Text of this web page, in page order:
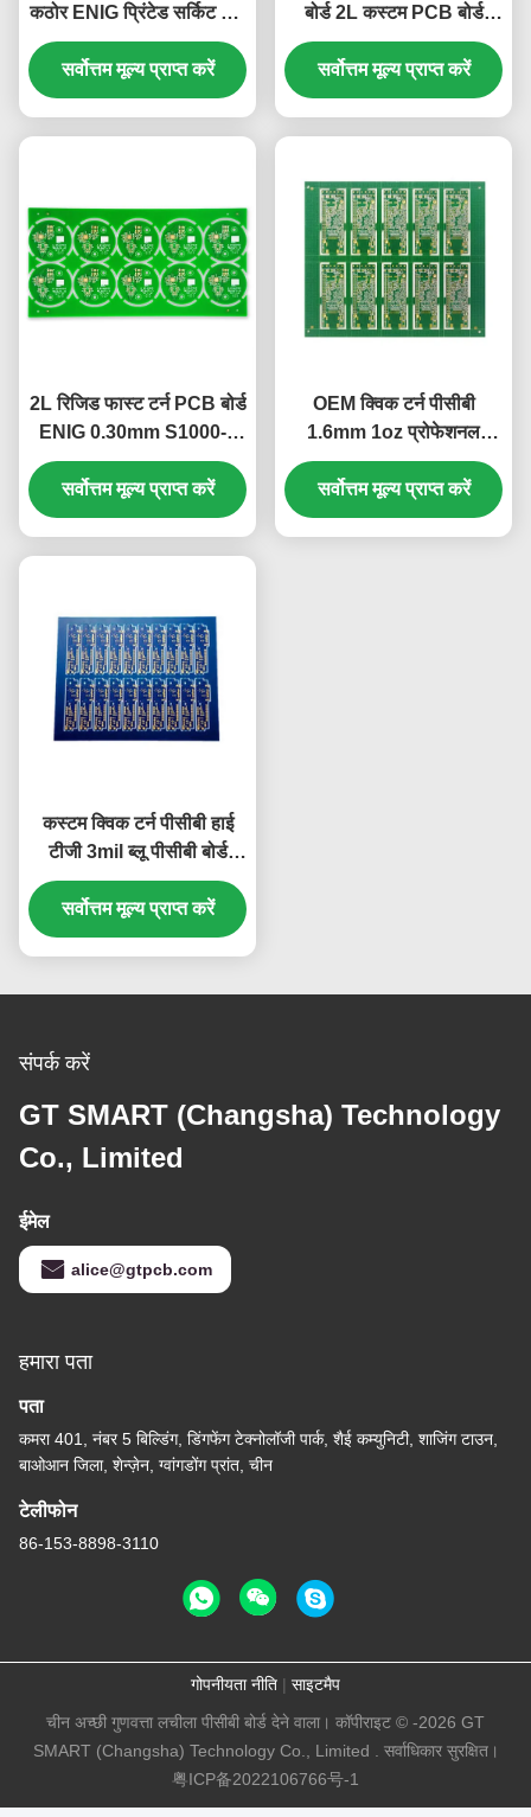
कठोर ENIG प्रिंटेड सर्किट बोर्ड
क्विक टर्न
सर्वोत्तम मूल्य प्राप्त करें
बोर्ड 2L कस्टम PCB बोर्ड
S1000-2
सर्वोत्तम मूल्य प्राप्त करें
2L रिजिड फास्ट टर्न PCB बोर्ड
ENIG 0.30mm S1000-2
1.58mm+/-10%
सर्वोत्तम मूल्य प्राप्त करें
OEM क्विक टर्न पीसीबी
1.6mm 1oz प्रोफेशनल
PCB IPC-A-610 D / IPC-
III स्टैंडर्ड
सर्वोत्तम मूल्य प्राप्त करें
कस्टम क्विक टर्न पीसीबी हाई
टीजी 3mil ब्लू पीसीबी बोर्ड
इंटेलिजेंट सिक्योरिटी पीसीबी
सर्वोत्तम मूल्य प्राप्त करें
संपर्क करें
GT SMART (Changsha) Technology
Co., Limited
ईमेल
alice@gtpcb.com
हमारा पता
पता
कमरा 401, नंबर 5 बिल्डिंग, डिंगफेंग टेक्नोलॉजी पार्क, शैई कम्युनिटी, शाजिंग टाउन,
बाओआन जिला, शेन्ज़ेन, ग्वांगडोंग प्रांत, चीन
टेलीफोन
86-153-8898-3110
गोपनीयता नीति | साइटमैप
चीन अच्छी गुणवत्ता लचीला पीसीबी बोर्ड देने वाला। कॉपीराइट © -2026 GT
SMART (Changsha) Technology Co., Limited . सर्वाधिकार सुरक्षित।
粤ICP备2022106766号-1